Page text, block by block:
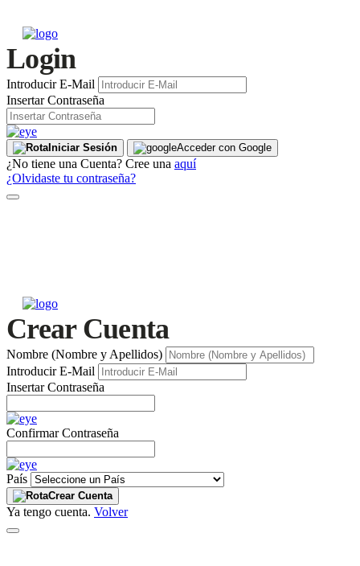
Login
Introducir E-Mail
Insertar Contraseña
Iniciar Sesión Acceder con Google
¿No tiene una Cuenta? Cree una aquí
¿Olvidaste tu contraseña?
Crear Cuenta
Nombre (Nombre y Apellidos)
Introducir E-Mail
Insertar Contraseña
Confirmar Contraseña
País
Crear Cuenta
Ya tengo cuenta. Volver